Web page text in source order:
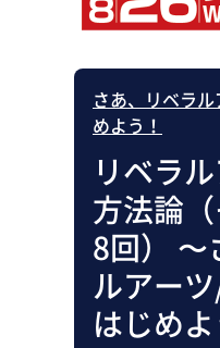
さあ、リベラ
めよう！
リベラ
方法論
8回） 〜
ルアー
はじめよ